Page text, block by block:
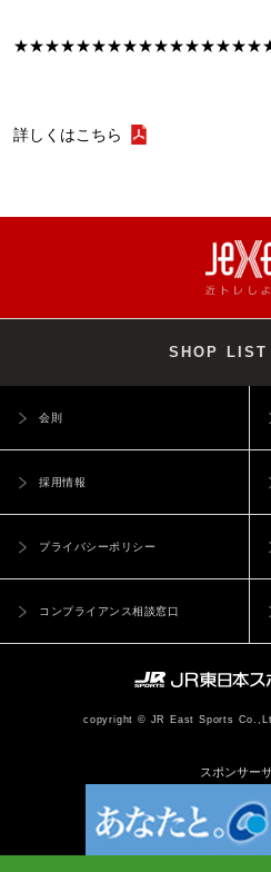
詳しくはこちら
SHOP LIST
copyright © JR East Sports
会則
採用情報
プライバシーポリシー
コンプライアンス相談窓口
スポンサー